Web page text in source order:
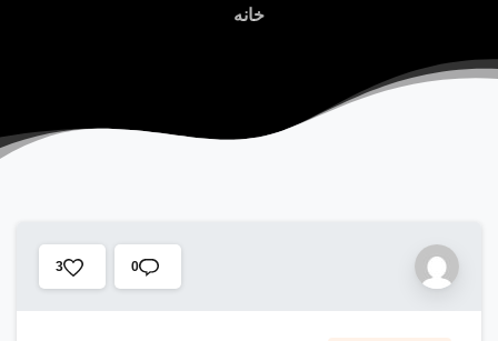
خانه
0
3